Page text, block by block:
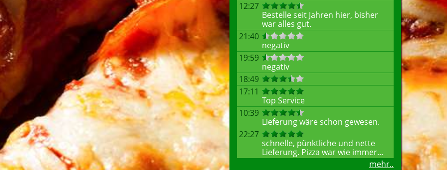
12:27
Bestelle seit Jahren hier, bisher
war alles gut.
21:40
negativ
19:59
negativ
18:49
17:11
Top Service
10:39
Lieferung wäre schon gewesen.
22:27
schnelle, pünktliche und nette
Lieferung. Pizza war wie immer...
mehr..